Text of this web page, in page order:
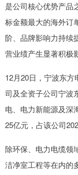
是公司核心优势产品
标金额最大的海外订
阶、品牌影响力持续
营业绩产生显著积极
12月20日，宁波东
司及全资子公司宁波
电、电力新能源及深
25亿元，占该公司
除环保、电力电缆领
洁净室工程等在内的